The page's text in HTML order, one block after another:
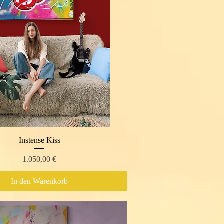
Schnellansicht
Instense Kiss
Preis
1.050,00 €
In den Warenkorb